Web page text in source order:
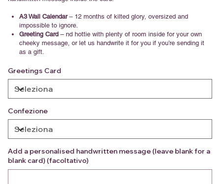
A3 Wall Calendar– 12 months of kilted glory, oversized and
impossible to ignore.
Greeting Card – nd hottie with plenty of room inside for your own
cheeky message, or let us handwrite it for you if you’re sending it
as a gift.
Greetings Card
Confezione
Add a personalised handwritten message (leave blank for a
blank card) (facoltativo)